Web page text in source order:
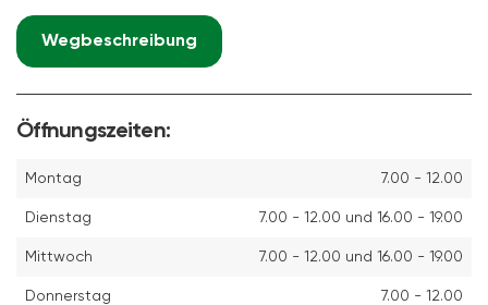
Wegbeschreibung
Öffnungszeiten:
Montag 7.00 - 12.00
Dienstag 7.00 - 12.00 und 16.00 - 19.00
Mittwoch 7.00 - 12.00 und 16.00 - 19.00
Donnerstag 7.00 - 12.00